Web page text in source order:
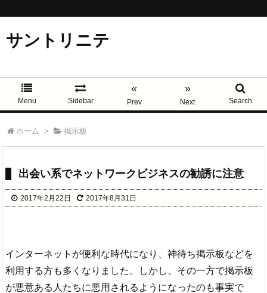
サントリニテ
Menu Sidebar
«
Prev
»
Next Search
ホーム > 掲示板
出会い系でネットワークビジネスの勧誘に注意
2017年2月22日 2017年8月31日
インターネットが便利な時代になり、神待ち掲示板などを
利用する方も多くなりました。しかし、その一方で掲示板
が悪意ある人たちに悪用されるようになったのも事実で